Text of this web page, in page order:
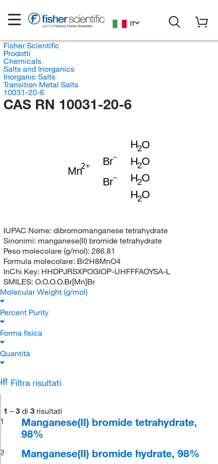
IT
Fisher Scientific
Prodotti
Chemicals
Salts and Inorganics
Inorganic Salts
Transition Metal Salts
10031-20-6
CAS RN 10031-20-6
H2O
H2O
H2O
H2O
Br
Br
Mn
IUPAC Nome: dibromomanganese tetrahydrate
Sinonimi: manganese(II) bromide tetrahydrate
Peso molecolare (g/mol): 286.81
Formula molecolare: Br2H8MnO4
InChi Key: HHDPJRSXPOGIOP-UHFFFAOYSA-L
SMILES: O.O.O.O.Br[Mn]Br
Molecular Weight (g/mol)
Percent Purity
Forma fisica
Quantità
Filtra risultati
1 – 3 di 3 risultati
1
Manganese(II) bromide tetrahydrate,
98%
2 Manganese(II) bromide hydrate, 98%